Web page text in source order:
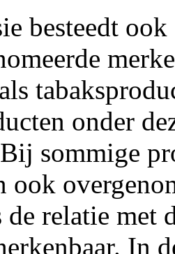
besteedt
onder
sommige
ook
relatie met
In